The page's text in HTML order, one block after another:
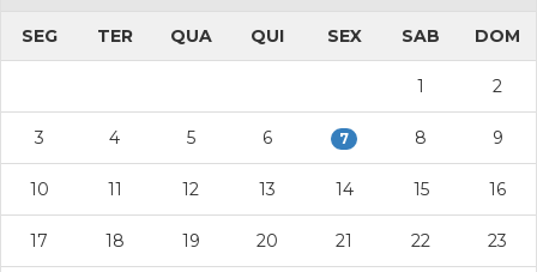
SEG TER QUA QUI SEX SAB DOM
1 2
3 4 5 6 7 8 9
10 11 12 13 14 15 16
17 18 19 20 21 22 23